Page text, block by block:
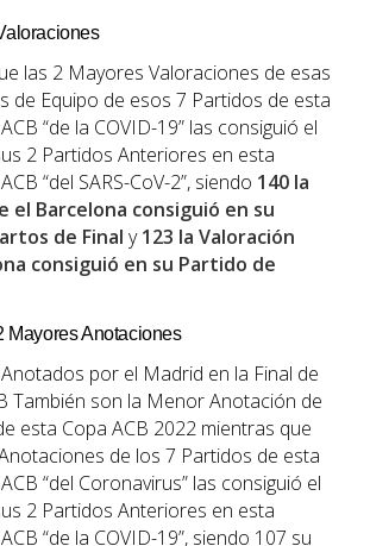
las 2 Mayores Valoraciones de esas
de Equipo de esos 7 Partidos de esta
“de la COVID-19” las consiguió el
2 Partidos Anteriores en esta
“del SARS-CoV-2”, siendo 140 la
el Barcelona consiguió en su
de Final y123 la Valoración
consiguió en su Partido de
Mayores Anotaciones
por el Madrid en la Final de
También son la Menor Anotación de
esta Copa ACB 2022 mientras que
de los 7 Partidos de esta
“del Coronavirus” las consiguió el
2 Partidos Anteriores en esta
“de la COVID-19”, siendo 107 su